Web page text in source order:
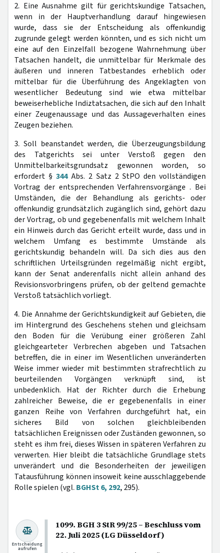
2. Eine Ausnahme gilt für gerichtskundige Tatsachen,
wenn in der Hauptverhandlung darauf hingewiesen
wurde, dass sie der Entscheidung als offenkundig
zugrunde gelegt werden könnten, und es sich nicht um
eine auf den Einzelfall bezogene Wahrnehmung über
Tatsachen handelt, die unmittelbar für Merkmale des
äußeren und inneren Tatbestandes erheblich oder
mittelbar für die Überführung des Angeklagten von
wesentlicher Bedeutung sind wie etwa mittelbar
beweiserhebliche Indiztatsachen, die sich auf den Inhalt
einer Zeugenaussage und das Aussageverhalten eines
Zeugen beziehen.
3. Soll beanstandet werden, die Überzeugungsbildung
des Tatgerichts sei unter Verstoß gegen den
Unmittelbarkeitsgrundsatz gewonnen worden, so
erfordert §344Abs. 2 Satz 2 StPO den vollständigen
Vortrag der entsprechenden Verfahrensvorgänge . Bei
Umständen, die der Behandlung als gerichts- oder
offenkundig grundsätzlich zugänglich sind, gehört dazu
der Vortrag, ob und gegebenenfalls mit welchem Inhalt
ein Hinweis durch das Gericht erteilt wurde, dass und in
welchem Umfang es bestimmte Umstände als
gerichtskundig behandeln will. Da sich dies aus den
schriftlichen Urteilsgründen regelmäßig nicht ergibt,
kann der Senat anderenfalls nicht allein anhand des
Revisionsvorbringens prüfen, ob der geltend gemachte
Verstoß tatsächlich vorliegt.
4. Die Annahme der Gerichtskundigkeit auf Gebieten, die
im Hintergrund des Geschehens stehen und gleichsam
den Boden für die Verübung einer größeren Zahl
gleichgearteter Verbrechen abgeben und Tatsachen
betreffen, die in einer im Wesentlichen unveränderten
Weise immer wieder mit bestimmten strafrechtlich zu
beurteilenden Vorgängen verknüpft sind, ist
unbedenklich. Hat der Richter durch die Erhebung
zahlreicher Beweise, die er gegebenenfalls in einer
ganzen Reihe von Verfahren durchgeführt hat, ein
sicheres Bild von solchen gleichbleibenden
tatsächlichen Ereignissen oder Zuständen gewonnen, so
steht es ihm frei, dieses Wissen in späteren Verfahren zu
verwerten. Hier bleibt die tatsächliche Grundlage stets
unverändert und die Besonderheiten der jeweiligen
Tatausführung können insoweit keine ausschlaggebende
Rolle spielen (vgl. BGHSt 6, 292, 295).
1099. BGH 3 StR 99/25 – Beschluss vom
22. Juli 2025 (LG Düsseldorf)
Entscheidung
aufrufen